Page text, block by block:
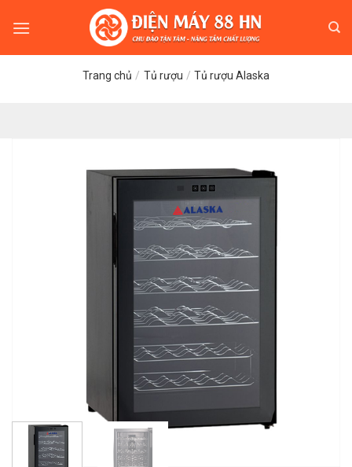
Trang chủ / Tủ rượu / Tủ rượu Alaska